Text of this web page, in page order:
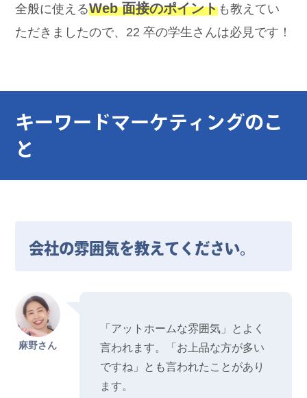
全般に使えるWeb 面接のポイントも教えてい
ただきましたので、22 卒の学生さんは必見です！
キーワードマーケティングのこ
と
会社の雰囲気を教えてください。
麻野さん
「アットホームな雰囲気」とよく
言われます。「お上品な方が多い
ですね」とも言われたことがあり
ます。